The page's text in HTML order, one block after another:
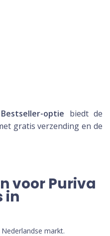
Bestseller-optie biedt de
gratis verzending en de
voor Puriva
in
markt.